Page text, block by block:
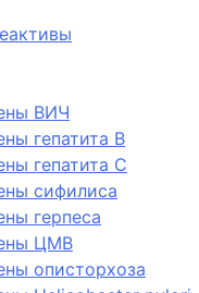
ВИЧ
гепатита B
гепатита C
сифилиса
герпеса
ЦМВ
описторхоза